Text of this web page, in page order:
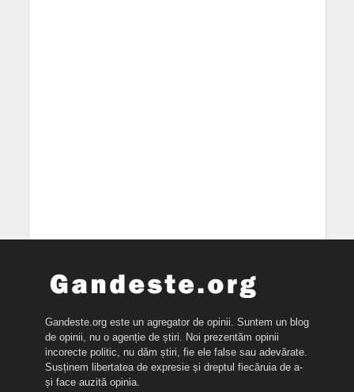
Gandeste.org este un agregator de opinii. Suntem un blog
de opinii, nu o agenție de știri. Noi prezentăm opinii
incorecte politic, nu dăm știri, fie ele false sau adevărate.
Susținem libertatea de expresie și dreptul fiecăruia de a-
și face auzită opinia.